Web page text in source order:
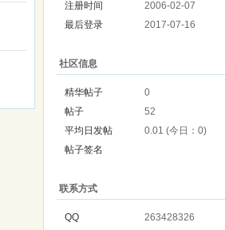
注册时间
2006-02-07
最后登录
2017-07-16
社区信息
精华帖子
0
帖子
52
平均日发帖
0.01 (今日：0)
帖子签名
联系方式
QQ
263428326